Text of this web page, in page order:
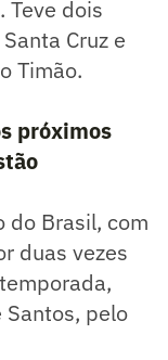
Teve dois
Cruz e
Timão.
próximos
do Brasil, com
duas vezes
Santos, pelo